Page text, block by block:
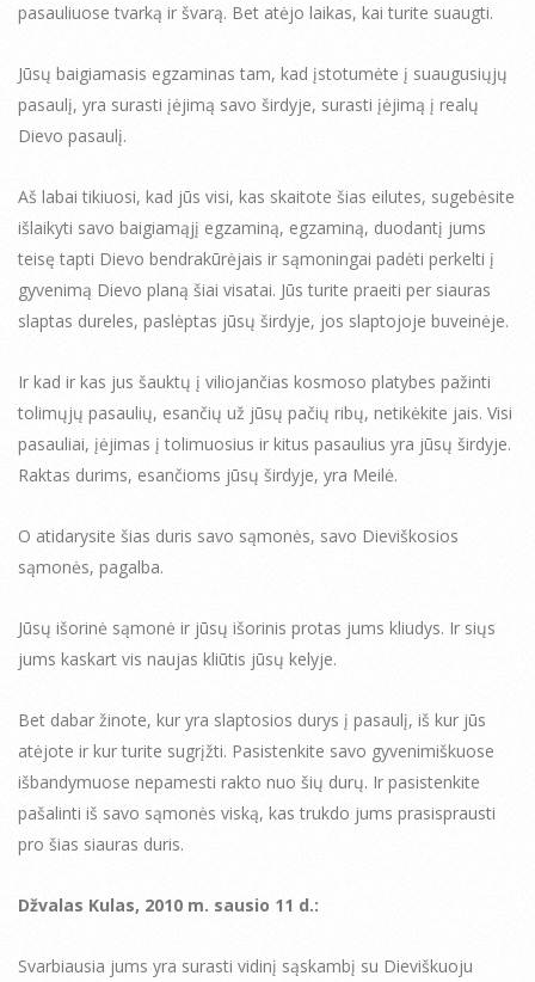
pasauliuose tvarką ir švarą. Bet atėjo laikas, kai turite suaugti.
Jūsų baigiamasis egzaminas tam, kad įstotumėte į suaugusiųjų
pasaulį, yra surasti įėjimą savo širdyje, surasti įėjimą į realų
Dievo pasaulį.
Aš labai tikiuosi, kad jūs visi, kas skaitote šias eilutes, sugebėsite
išlaikyti savo baigiamąjį egzaminą, egzaminą, duodantį jums
teisę tapti Dievo bendrakūrėjais ir sąmoningai padėti perkelti į
gyvenimą Dievo planą šiai visatai. Jūs turite praeiti per siauras
slaptas dureles, paslėptas jūsų širdyje, jos slaptojoje buveinėje.
Ir kad ir kas jus šauktų į viliojančias kosmoso platybes pažinti
tolimųjų pasaulių, esančių už jūsų pačių ribų, netikėkite jais. Visi
pasauliai, įėjimas į tolimuosius ir kitus pasaulius yra jūsų širdyje.
Raktas durims, esančioms jūsų širdyje, yra Meilė.
O atidarysite šias duris savo sąmonės, savo Dieviškosios
sąmonės, pagalba.
Jūsų išorinė sąmonė ir jūsų išorinis protas jums kliudys. Ir siųs
jums kaskart vis naujas kliūtis jūsų kelyje.
Bet dabar žinote, kur yra slaptosios durys į pasaulį, iš kur jūs
atėjote ir kur turite sugrįžti. Pasistenkite savo gyvenimiškuose
išbandymuose nepamesti rakto nuo šių durų. Ir pasistenkite
pašalinti iš savo sąmonės viską, kas trukdo jums prasisprausti
pro šias siauras duris.
Džvalas Kulas, 2010 m. sausio 11 d.:
Svarbiausia jums yra surasti vidinį sąskambį su Dieviškuoju